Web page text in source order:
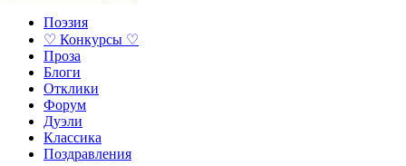
Поэзия
♡ Конкурсы ♡
Проза
Блоги
Отклики
Форум
Дуэли
Классика
Поздравления